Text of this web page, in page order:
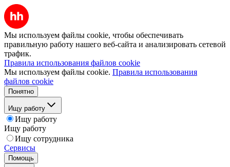
Мы используем файлы cookie, чтобы обеспечивать
правильную работу нашего веб-сайта и анализировать сетевой
трафик.
Правила использования файлов cookie
Мы используем файлы cookie. Правила использования
файлов cookie
Понятно
Ищу работу
Ищу работу
Ищу работу
Ищу сотрудника
Сервисы
Помощь